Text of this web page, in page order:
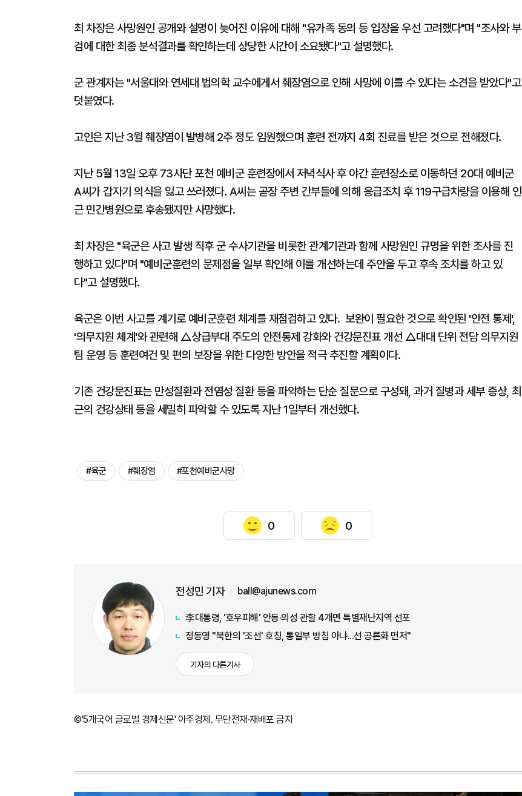
최 차장은 사망원인 공개와 설명이 늦어진 이유에 대해 "유가족 동의 등 입장을 우선 고려했다"며 "조사와 부
검에 대한 최종 분석결과를 확인하는데 상당한 시간이 소요됐다"고 설명했다.
군 관계자는 "서울대와 연세대 법의학 교수에게서 췌장염으로 인해 사망에 이를 수 있다는 소견을 받았다"고
덧붙였다.
고인은 지난 3월 췌장염이 발병해 2주 정도 임원했으며 훈련 전까지 4회 진료를 받은 것으로 전해졌다.
지난 5월 13일 오후 73사단 포천 예비군 훈련장에서 저녁식사 후 야간 훈련장소로 이동하던 20대 예비군
A씨가 갑자기 의식을 잃고 쓰러졌다. A씨는 곧장 주변 간부들에 의해 응급조치 후 119구급차량을 이용해 인
근 민간병원으로 후송됐지만 사망했다.
최 차장은 "육군은 사고 발생 직후 군 수사기관을 비롯한 관계기관과 함께 사망원인 규명을 위한 조사를 진
행하고 있다"며 "예비군훈련의 문제점을 일부 확인해 이를 개선하는데 주안을 두고 후속 조치를 하고 있
다"고 설명했다.
육군은 이번 사고를 계기로 예비군훈련 체계를 재점검하고 있다. 보완이 필요한 것으로 확인된 '안전 통제',
'의무지원 체계'와 관련해 △상급부대 주도의 안전통제 강화와 건강문진표 개선 △대대 단위 전담 의무지원
팀 운영 등 훈련여건 및 편의 보장을 위한 다양한 방안을 적극 추진할 계획이다.
기존 건강문진표는 만성질환과 전염성 질환 등을 파악하는 단순 질문으로 구성돼, 과거 질병과 세부 증상, 최
근의 건강상태 등을 세밀히 파악할 수 있도록 지난 1일부터 개선했다.
#육군 #췌장염 #포천예비군사망
0 0
전성민 기자 ball@ajunews.com
李대통령, '호우피해' 안동·의성 관할 4개면 특별재난지역 선포
정동영 "북한의 '조선' 호칭, 통일부 방침 아냐...선 공론화 먼저"
기자의 다른기사
©'5개국어 글로벌 경제신문' 아주경제. 무단전재·재배포 금지